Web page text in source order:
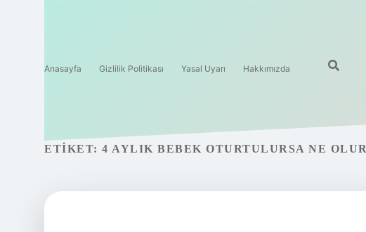
Anasayfa Gizlilik Politikası Yasal Uyarı Hakkımızda
ETIKET: 4 AYLIK BEBEK OTURTULURSA NE OLUR